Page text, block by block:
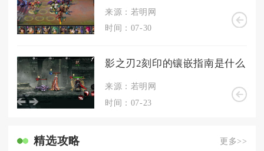
来源：若明网
时间：07-30
影之刃2刻印的镶嵌指南是什么
来源：若明网
时间：07-23
精选攻略 更多>>